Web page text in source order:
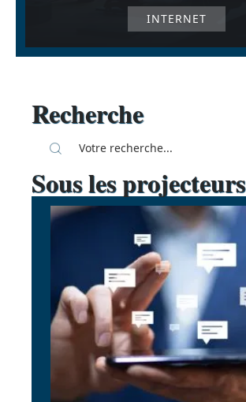
INTERNET
Recherche
Sous les projecteurs